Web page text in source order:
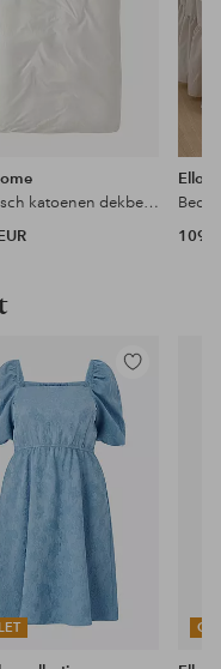
Biologisch katoenen dekbedovertrekset Juliette, 2 of 3 delen
Ellos
109
Toevoegen
aan
favorieten